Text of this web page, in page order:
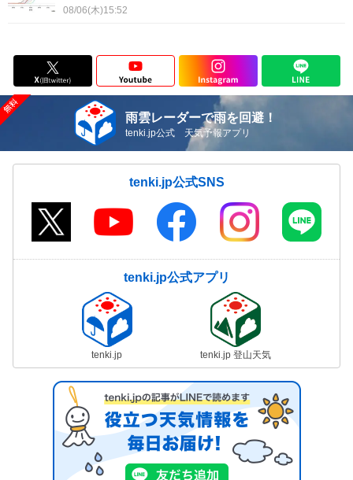
08/06(木)15:52
雨雲レーダーで雨を回避！
tenki.jp公式 天気予報アプリ
tenki.jp公式SNS
tenki.jp公式アプリ
tenki.jp tenki.jp 登山天気